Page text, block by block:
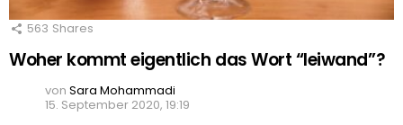
563 Shares
Woher kommt eigentlich das Wort “leiwand”?
von Sara Mohammadi
15. September 2020, 19:19